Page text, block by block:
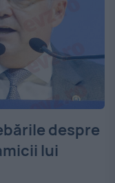
despre
lui